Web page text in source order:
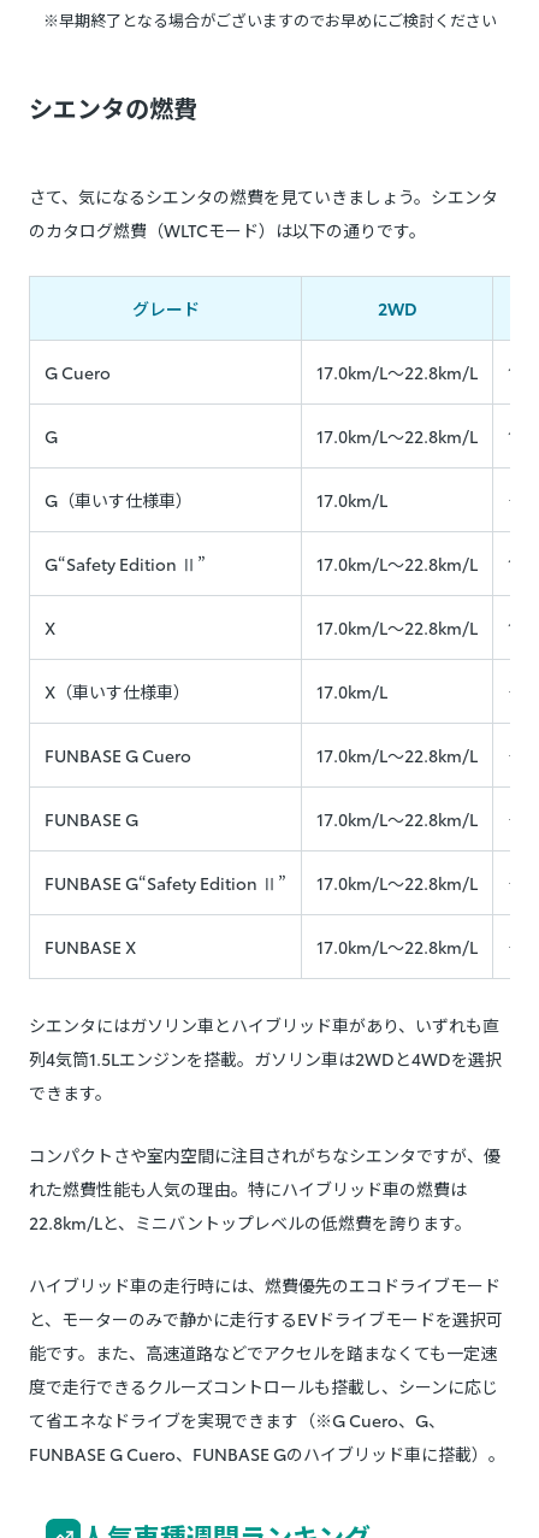
※早期終了となる場合がございますのでお早めにご検討ください
シエンタの燃費
さて、気になるシエンタの燃費を見ていきましょう。シエンタ
のカタログ燃費（WLTCモード）は以下の通りです。
グレード 2WD
G Cuero 17.0km/L〜22.8km/L
G 17.0km/L〜22.8km/L
G（車いす仕様車） 17.0km/L ―
G“Safety Edition Ⅱ” 17.0km/L〜22.8km/L
X 17.0km/L〜22.8km/L
X（車いす仕様車） 17.0km/L ―
FUNBASE G Cuero 17.0km/L〜22.8km/L ―
FUNBASE G 17.0km/L〜22.8km/L ―
FUNBASE G“Safety Edition Ⅱ” 17.0km/L〜22.8km/L ―
FUNBASE X 17.0km/L〜22.8km/L ―
シエンタにはガソリン車とハイブリッド車があり、いずれも直
列4気筒1.5Lエンジンを搭載。ガソリン車は2WDと4WDを選択
できます。
コンパクトさや室内空間に注目されがちなシエンタですが、優
れた燃費性能も人気の理由。特にハイブリッド車の燃費は
22.8km/Lと、ミニバントップレベルの低燃費を誇ります。
ハイブリッド車の走行時には、燃費優先のエコドライブモード
と、モーターのみで静かに走行するEVドライブモードを選択可
能です。また、高速道路などでアクセルを踏まなくても一定速
度で走行できるクルーズコントロールも搭載し、シーンに応じ
て省エネなドライブを実現できます（※G Cuero、G、
FUNBASE G Cuero、FUNBASE Gのハイブリッド車に搭載）。